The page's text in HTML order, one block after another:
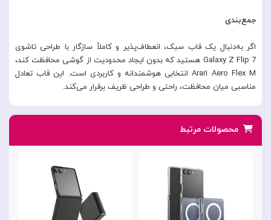
جمع‌بندی
اگر به‌دنبال یک قاب سبک، انعطاف‌پذیر و کاملاً سازگار با طراحی تاشوی
Galaxy Z Flip 7 هستید که بدون ایجاد محدودیت از گوشی محافظت کند،
Arari Aero Flex M انتخابی هوشمندانه و کاربردی است. این قاب تعادل
مناسبی میان محافظت، راحتی و طراحی ظریف برقرار می‌کند.
محصولات مرتبط